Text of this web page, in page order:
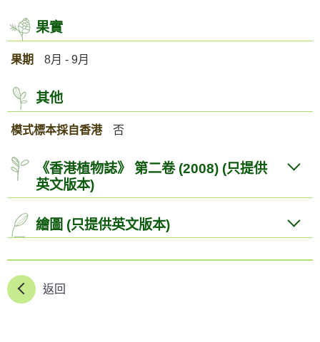
果實
果期 8月 - 9月
其他
模式標本採自香港 否
《香港植物誌》 第二卷 (2008) (只提供
英文版本)
繪圖 (只提供英文版本)
返回